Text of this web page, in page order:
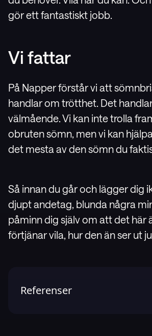
gör ett fantastiskt jobb.
Vi fattar
På Napper förstår vi att
handlar om trötthet. Det
välmående. Vi kan inte trolla
obruten sömn, men vi kan
det mesta av den sömn du
Så innan du går och lägger dig
djupt andetag, blunda några
påminn dig själv om att det här
förtjänar vila, hur den än ser ut
Referenser